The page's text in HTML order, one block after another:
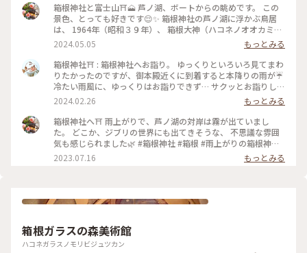
箱根神社と富士山⛩️🗻 芦ノ湖、ボートからの眺めです。 この
景色、とっても好きです😌✨ 箱根神社の芦ノ湖に浮かぶ鳥居
は、 1964年（昭和３９年）、 箱根大神（ハコネノオオカミ）
御鎮座 １２００年と東京オリンピック開催を奉祝記念し、
「平和」の扁額が掲げられたそうです。 講和条約の全権特命大
使として調印した 吉田茂元首相が書かれたそうで、 それ以来
「平和の鳥居」と親しまれています。 この「平和」の文字は、
芦ノ湖側からしか見られないので、 見た時はおおぉ〜✨と感動
しました😊 #箱根神社 #芦ノ湖 #平和の鳥居 #GW #春色さがし
2024.05.05
もっとみる
箱根神社⛩️ : 箱根神社へお詣り。 ゆっくりといろいろ見てまわ
りたかったのですが、御本殿近くに到着すると本降りの雨が☔️
冷たい雨風に、ゆっくりはお詣りできず… サクッとお詣りして
車に戻りました😭 : 九頭竜神社の新宮もあって見所満載です
が、景色の写真も撮れず…残念でした😢 いろいろ後悔が残る…
また箱根に来たら、もう一度ちゃんとお詣りしに来たいです✨
木々や苔の緑が綺麗で癒されました🌿 : 平日なのにたくさんの
人がいました。 御朱印もたくさん待つかな？と思ったけれど、
意外にも待っている人はいなくて、すぐにいただくことができ
ました。 : 特に良い写真もないのですが、旅の思い出投稿でし
のミルキーな毎日
2024.02.26
もっとみる
箱根神社へ⛩ 雨上がりで、芦ノ湖の対岸は霧が出ていまし
た。 どこか、ジブリの世界にも出てきそうな、 不思議な雰囲
気も感じられました🌿 #箱根神社 #箱根 #雨上がりの箱根神社
#私のことりっぷ旅 #美しい町
2023.07.16 もっとみる
箱根ガラスの森美術館
ハコネガラスノモリビジュツカン